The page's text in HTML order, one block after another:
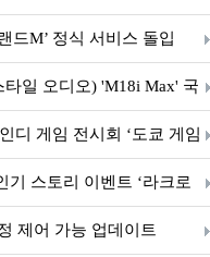
드M’ 정식 서비스 돌입
일 오디오) 'M18i Max' 국
디 게임 전시회 ‘도쿄 게임
기 스토리 이벤트 ‘라크로
트 실시!
제어 가능 업데이트